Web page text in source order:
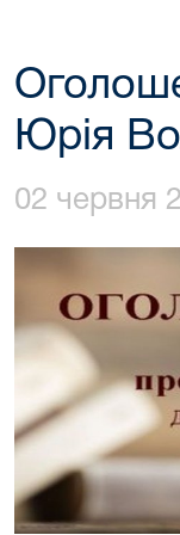
Юрія
02 червня